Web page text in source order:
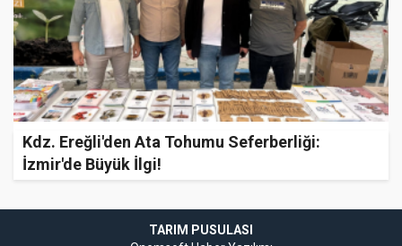
Kdz. Ereğli'den Ata Tohumu Seferberliği:
İzmir'de Büyük İlgi!
TARIM PUSULASI